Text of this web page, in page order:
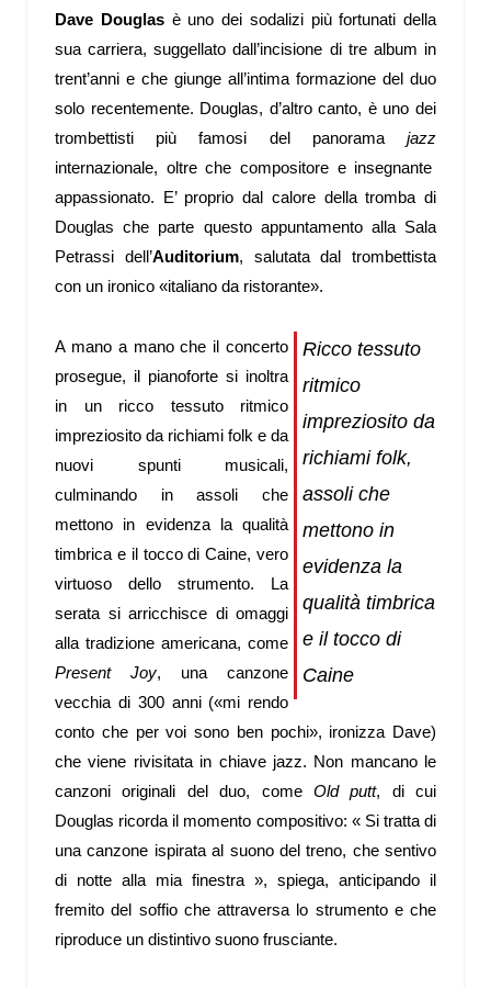
Dave Douglasè uno dei sodalizi più fortunati della
sua carriera, suggellato dall’incisione di tre album in
trent’anni e che giunge all’intima formazione del duo
solo recentemente. Douglas, d’altro canto, è uno dei
trombettisti più famosi del panorama jazz
internazionale, oltre che compositore e insegnante
appassionato. E’ proprio dal calore della tromba di
Douglas che parte questo appuntamento alla Sala
Petrassi dell’Auditorium, salutata dal trombettista
con un ironico «italiano da ristorante».
Ricco tessuto
ritmico
impreziosito da
richiami folk,
assoli che
mettono in
evidenza la
qualità timbrica
e il tocco di
Caine
A mano a mano che il concerto
prosegue, il pianoforte si inoltra
in un ricco tessuto ritmico
impreziosito da richiami folk e da
nuovi spunti musicali,
culminando in assoli che
mettono in evidenza la qualità
timbrica e il tocco di Caine, vero
virtuoso dello strumento. La
serata si arricchisce di omaggi
alla tradizione americana, come
Present Joy, una canzone
vecchia di 300 anni («mi rendo
conto che per voi sono ben pochi», ironizza Dave)
che viene rivisitata in chiave jazz. Non mancano le
canzoni originali del duo, come Old putt, di cui
Douglas ricorda il momento compositivo: « Si tratta di
una canzone ispirata al suono del treno, che sentivo
di notte alla mia finestra », spiega, anticipando il
fremito del soffio che attraversa lo strumento e che
riproduce un distintivo suono frusciante.